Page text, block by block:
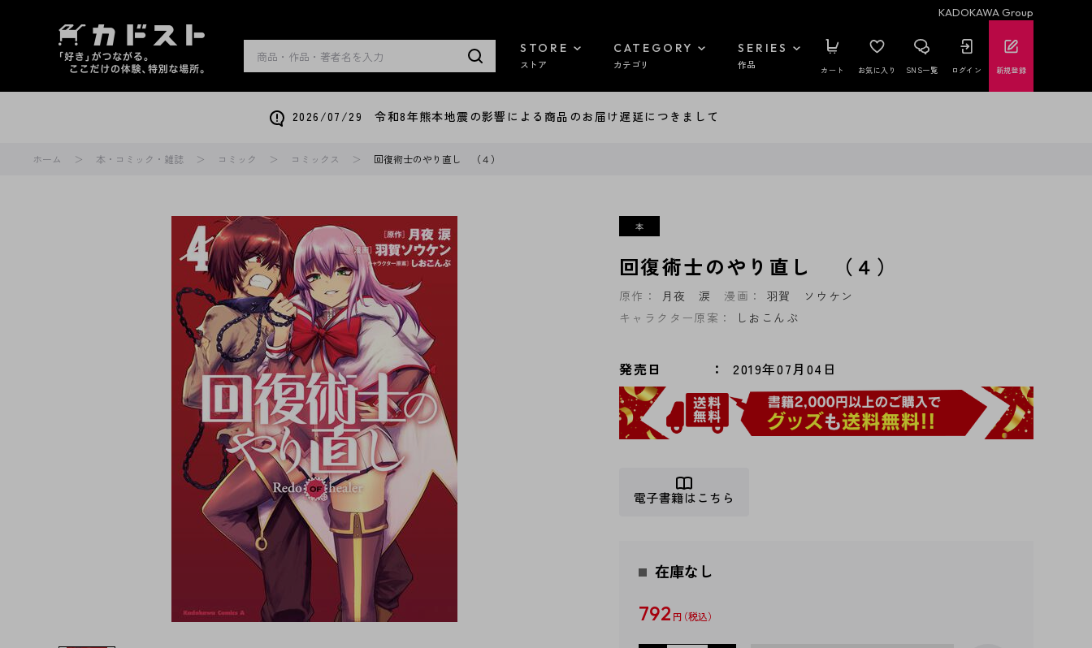
KADOKAWA Group
STORE
ストア
CATEGORY
カテゴリ
SERIES
作品 カート お気に入り SNS一覧 ログイン 新規登録
2026/07/29 令和8年熊本地震の影響による商品のお届け遅延につきまして
ホーム 本・コミック・雑誌 コミック コミックス 回復術士のやり直し （４）
回復術士のやり直し （４）
原作： 月夜 涙 漫画：
羽賀 ソウケン
キャラクター原案：
しおこんぶ
発売日 2019年07月04日
電子書籍はこちら
在庫なし
792 円